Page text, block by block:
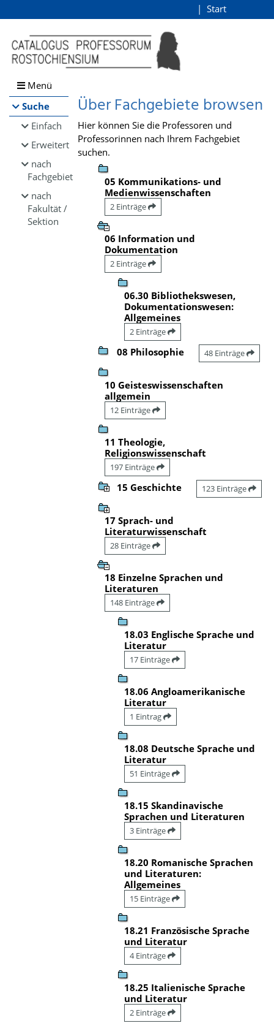
Browsen
direkt zum Inhalt
Start
Menü
Suche
Einfach
Erweitert
nach
Fachgebiet
nach
Fakultät /
Sektion
Über Fachgebiete browsen
Hier können Sie die Professoren und
Professorinnen nach Ihrem Fachgebiet
suchen.
05 Kommunikations- und
Medienwissenschaften
2 Einträge
06 Information und
Dokumentation
2 Einträge
06.30 Bibliothekswesen,
Dokumentationswesen:
Allgemeines
2 Einträge
08 Philosophie 48 Einträge
10 Geisteswissenschaften
allgemein
12 Einträge
11 Theologie,
Religionswissenschaft
197 Einträge
15 Geschichte 123 Einträge
17 Sprach- und
Literaturwissenschaft
28 Einträge
18 Einzelne Sprachen und
Literaturen
148 Einträge
18.03 Englische Sprache und
Literatur
17 Einträge
18.06 Angloamerikanische
Literatur
1 Eintrag
18.08 Deutsche Sprache und
Literatur
51 Einträge
18.15 Skandinavische
Sprachen und Literaturen
3 Einträge
18.20 Romanische Sprachen
und Literaturen:
Allgemeines
15 Einträge
18.21 Französische Sprache
und Literatur
4 Einträge
18.25 Italienische Sprache
und Literatur
2 Einträge